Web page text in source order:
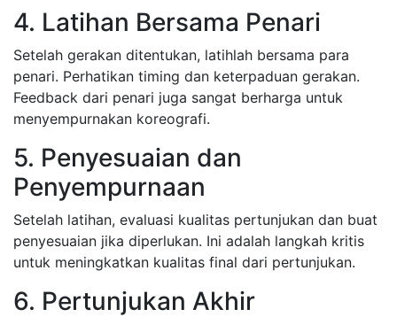
4. Latihan Bersama Penari
Setelah gerakan ditentukan, latihlah bersama para
penari. Perhatikan timing dan keterpaduan gerakan.
Feedback dari penari juga sangat berharga untuk
menyempurnakan koreografi.
5. Penyesuaian dan
Penyempurnaan
Setelah latihan, evaluasi kualitas pertunjukan dan buat
penyesuaian jika diperlukan. Ini adalah langkah kritis
untuk meningkatkan kualitas final dari pertunjukan.
6. Pertunjukan Akhir